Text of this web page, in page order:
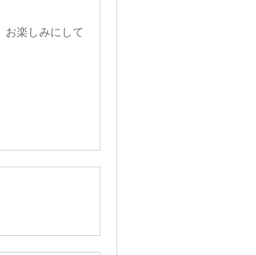
お楽しみにして